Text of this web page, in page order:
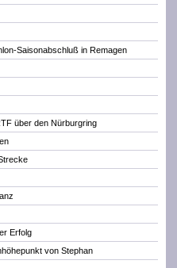
Saisonabschluß in Remagen
über den Nürburgring
Erfolg
von Stephan